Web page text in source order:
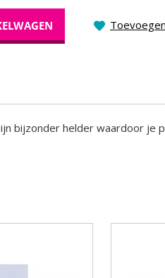
bijzonder helder waardoor je